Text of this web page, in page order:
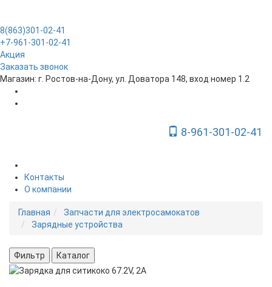
8(863)301-02-41
+7-961-301-02-41
Акция
Заказать звонок
Магазин: г. Ростов-на-Дону, ул. Доватора 148, вход номер 1.2
8-961-301-02-41
Toggle Navigation
Контакты
О компании
Главная
Запчасти для электросамокатов
Зарядные устройства
Фильтр Каталог